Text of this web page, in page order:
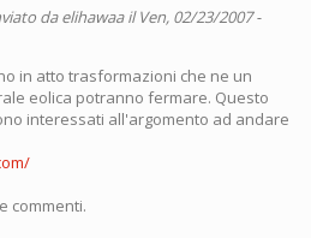
daelihawaail Ven, 02/23/2007 -
in atto trasformazioni che ne un
eolica potranno fermare. Questo
interessati all'argomento ad andare
commenti.